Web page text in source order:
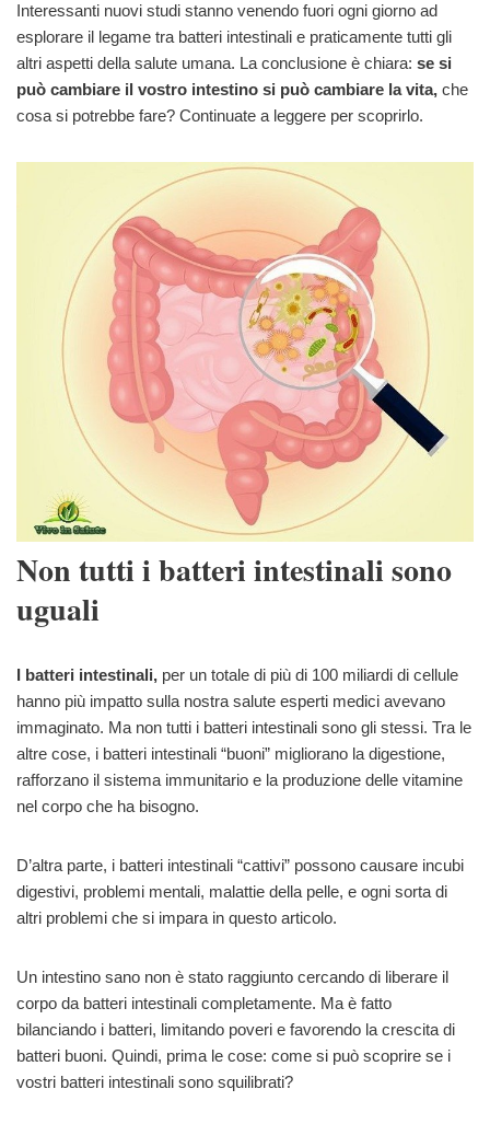
Interessanti nuovi studi stanno venendo fuori ogni giorno ad
esplorare il legame tra batteri intestinali e praticamente tutti gli
altri aspetti della salute umana. La conclusione è chiara: se si
può cambiare il vostro intestino si può cambiare la vita, che
cosa si potrebbe fare? Continuate a leggere per scoprirlo.
Non tutti i batteri intestinali sono
uguali
I batteri intestinali, per un totale di più di 100 miliardi di cellule
hanno più impatto sulla nostra salute esperti medici avevano
immaginato. Ma non tutti i batteri intestinali sono gli stessi. Tra le
altre cose, i batteri intestinali “buoni” migliorano la digestione,
rafforzano il sistema immunitario e la produzione delle vitamine
nel corpo che ha bisogno.
D’altra parte, i batteri intestinali “cattivi” possono causare incubi
digestivi, problemi mentali, malattie della pelle, e ogni sorta di
altri problemi che si impara in questo articolo.
Un intestino sano non è stato raggiunto cercando di liberare il
corpo da batteri intestinali completamente. Ma è fatto
bilanciando i batteri, limitando poveri e favorendo la crescita di
batteri buoni. Quindi, prima le cose: come si può scoprire se i
vostri batteri intestinali sono squilibrati?